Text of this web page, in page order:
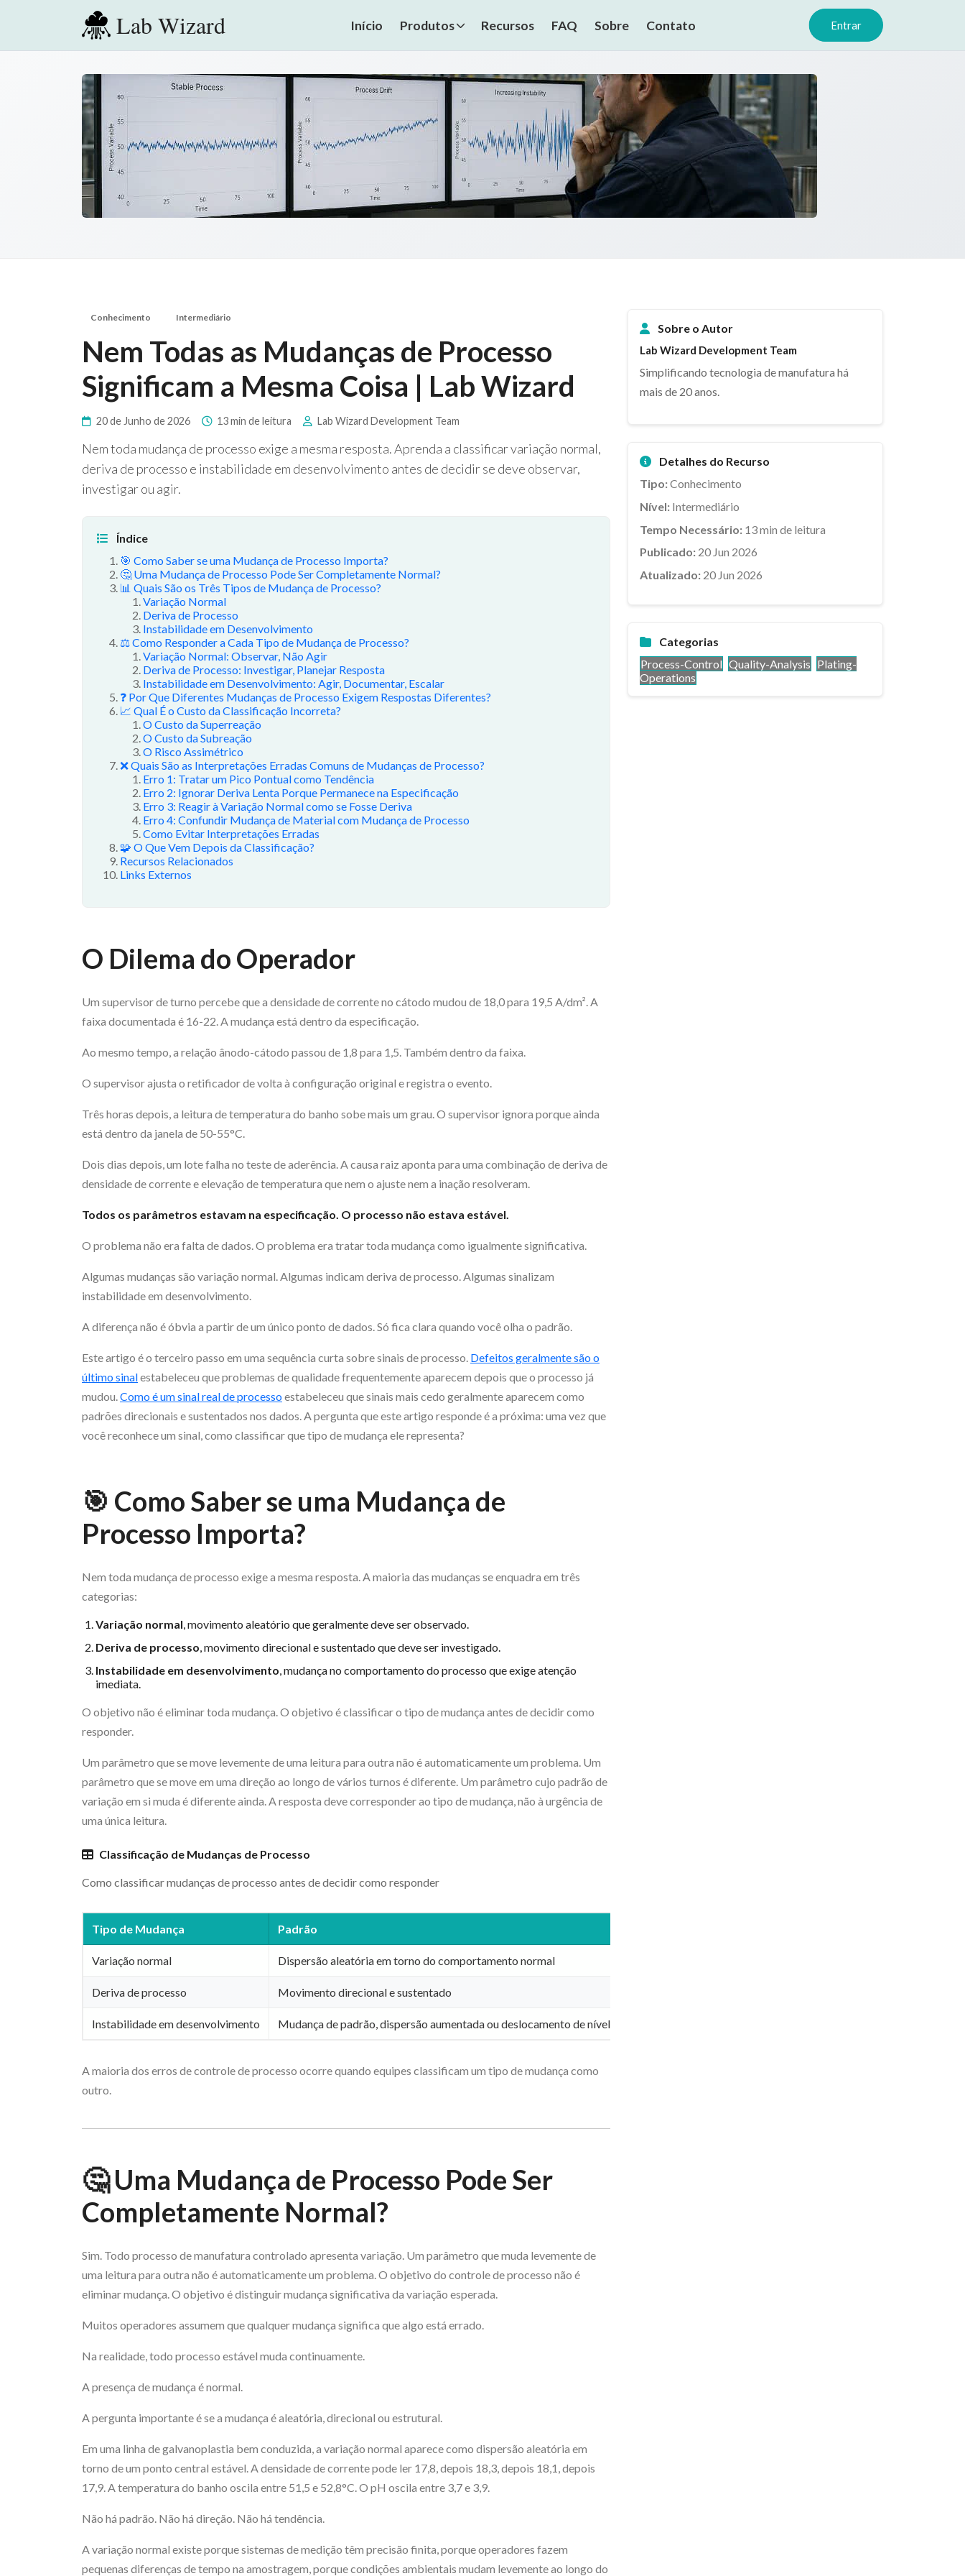
Lab Wizard Início Produtos Recursos FAQ Sobre Contato Entrar
Conhecimento Intermediário
Nem Todas as Mudanças de Processo
Significam a Mesma Coisa | Lab Wizard
20 de Junho de 2026 13 min de leitura Lab Wizard Development Team
Nem toda mudança de processo exige a mesma resposta. Aprenda a classificar variação normal,
deriva de processo e instabilidade em desenvolvimento antes de decidir se deve observar,
investigar ou agir.
Índice
🎯 Como Saber se uma Mudança de Processo Importa?
🤔 Uma Mudança de Processo Pode Ser Completamente Normal?
📊 Quais São os Três Tipos de Mudança de Processo?
Variação Normal
Deriva de Processo
Instabilidade em Desenvolvimento
⚖️ Como Responder a Cada Tipo de Mudança de Processo?
Variação Normal: Observar, Não Agir
Deriva de Processo: Investigar, Planejar Resposta
Instabilidade em Desenvolvimento: Agir, Documentar, Escalar
❓ Por Que Diferentes Mudanças de Processo Exigem Respostas Diferentes?
📈 Qual É o Custo da Classificação Incorreta?
O Custo da Superreação
O Custo da Subreação
O Risco Assimétrico
❌ Quais São as Interpretações Erradas Comuns de Mudanças de Processo?
Erro 1: Tratar um Pico Pontual como Tendência
Erro 2: Ignorar Deriva Lenta Porque Permanece na Especificação
Erro 3: Reagir à Variação Normal como se Fosse Deriva
Erro 4: Confundir Mudança de Material com Mudança de Processo
Como Evitar Interpretações Erradas
🧩 O Que Vem Depois da Classificação?
Recursos Relacionados
Links Externos
O Dilema do Operador
Um supervisor de turno percebe que a densidade de corrente no cátodo mudou de 18,0 para 19,5 A/dm². A
faixa documentada é 16-22. A mudança está dentro da especificação.
Ao mesmo tempo, a relação ânodo-cátodo passou de 1,8 para 1,5. Também dentro da faixa.
O supervisor ajusta o retificador de volta à configuração original e registra o evento.
Três horas depois, a leitura de temperatura do banho sobe mais um grau. O supervisor ignora porque ainda
está dentro da janela de 50-55°C.
Dois dias depois, um lote falha no teste de aderência. A causa raiz aponta para uma combinação de deriva de
densidade de corrente e elevação de temperatura que nem o ajuste nem a inação resolveram.
Todos os parâmetros estavam na especificação. O processo não estava estável.
O problema não era falta de dados. O problema era tratar toda mudança como igualmente significativa.
Algumas mudanças são variação normal. Algumas indicam deriva de processo. Algumas sinalizam
instabilidade em desenvolvimento.
A diferença não é óbvia a partir de um único ponto de dados. Só fica clara quando você olha o padrão.
Este artigo é o terceiro passo em uma sequência curta sobre sinais de processo. Defeitos geralmente são o
último sinalestabeleceu que problemas de qualidade frequentemente aparecem depois que o processo já
mudou.Como é um sinal real de processoestabeleceu que sinais mais cedo geralmente aparecem como
padrões direcionais e sustentados nos dados. A pergunta que este artigo responde é a próxima: uma vez que
você reconhece um sinal, como classificar que tipo de mudança ele representa?
🎯 Como Saber se uma Mudança de
Processo Importa?
Nem toda mudança de processo exige a mesma resposta. A maioria das mudanças se enquadra em três
categorias:
Variação normal, movimento aleatório que geralmente deve ser observado.
Deriva de processo , movimento direcional e sustentado que deve ser investigado.
Instabilidade em desenvolvimento , mudança no comportamento do processo que exige atenção
imediata.
O objetivo não é eliminar toda mudança. O objetivo é classificar o tipo de mudança antes de decidir como
responder.
Um parâmetro que se move levemente de uma leitura para outra não é automaticamente um problema. Um
parâmetro que se move em uma direção ao longo de vários turnos é diferente. Um parâmetro cujo padrão de
variação em si muda é diferente ainda. A resposta deve corresponder ao tipo de mudança, não à urgência de
uma única leitura.
Classificação de Mudanças de Processo
Como classificar mudanças de processo antes de decidir como responder
Tipo de Mudança Padrão
Variação normal Dispersão aleatória em torno do comportamento normal
Deriva de processo Movimento direcional e sustentado
Instabilidade em desenvolvimento Mudança de padrão, dispersão aumentada ou deslocamento de nível
A maioria dos erros de controle de processo ocorre quando equipes classificam um tipo de mudança como
outro.
🤔 Uma Mudança de Processo Pode Ser
Completamente Normal?
Sim. Todo processo de manufatura controlado apresenta variação. Um parâmetro que muda levemente de
uma leitura para outra não é automaticamente um problema. O objetivo do controle de processo não é
eliminar mudança. O objetivo é distinguir mudança significativa da variação esperada.
Muitos operadores assumem que qualquer mudança significa que algo está errado.
Na realidade, todo processo estável muda continuamente.
A presença de mudança é normal.
A pergunta importante é se a mudança é aleatória, direcional ou estrutural.
Em uma linha de galvanoplastia bem conduzida, a variação normal aparece como dispersão aleatória em
torno de um ponto central estável. A densidade de corrente pode ler 17,8, depois 18,3, depois 18,1, depois
17,9. A temperatura do banho oscila entre 51,5 e 52,8°C. O pH oscila entre 3,7 e 3,9.
Não há padrão. Não há direção. Não há tendência.
A variação normal existe porque sistemas de medição têm precisão finita, porque operadores fazem
pequenas diferenças de tempo na amostragem, porque condições ambientais mudam levemente ao longo do
Sobre o Autor
Lab Wizard Development Team
Simplificando tecnologia de manufatura há
mais de 20 anos.
Detalhes do Recurso
Tipo:Conhecimento
Nível: Intermediário
Tempo Necessário: 13 min de leitura
Publicado: 20 Jun 2026
Atualizado: 20 Jun 2026
Categorias
Process-Control Quality-Analysis Plating-
Operations